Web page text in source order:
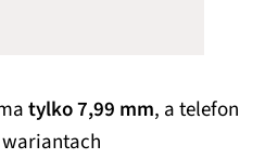
tylko 7,99 mm, a telefon